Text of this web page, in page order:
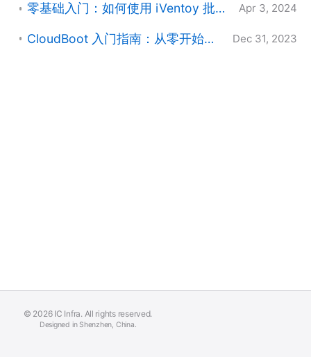
零基础入门：如何使用 iVentoy 批量部署 Linux 系统 Apr 3, 2024
CloudBoot 入门指南：从零开始实现 Linux 批量部署 Dec 31, 2023
© 2026 IC Infra. All rights reserved.
Designed in Shenzhen, China.